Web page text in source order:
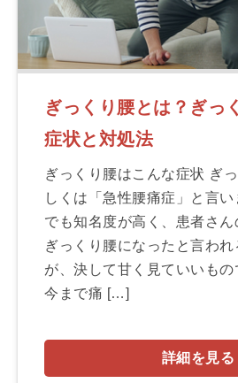
ぎっくり腰とは？ぎっ
症状と対処法
ぎっくり腰はこんな症状 ぎ
しくは「急性腰痛症」と言
でも知名度が高く、患者さん
ぎっくり腰になったと言わ
が、決して甘く見ていいもの
今まで痛 […]
詳細を見る